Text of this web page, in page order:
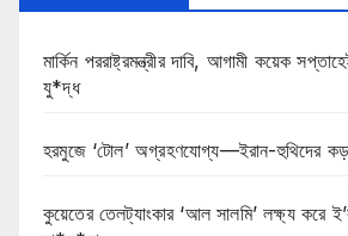
মার্কিন পররাষ্ট্রমন্ত্রীর দাবি, আগামী কয়েক
যু*দ্ধ
হরমুজে ‘টোল’ অগ্রহণযোগ্য—ইরান-হুথিদের কড়া
কুয়েতের তেলট্যাংকার ‘আল সালমি’ লক্ষ্য করে